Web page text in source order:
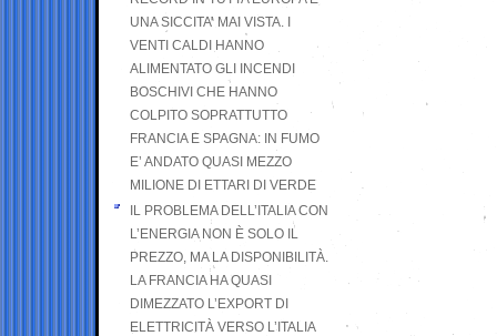
UNA SICCITA’ MAI VISTA. I
VENTI CALDI HANNO
ALIMENTATO GLI INCENDI
BOSCHIVI CHE HANNO
COLPITO SOPRATTUTTO
FRANCIA E SPAGNA: IN FUMO
E’ ANDATO QUASI MEZZO
MILIONE DI ETTARI DI VERDE
IL PROBLEMA DELL’ITALIA CON
L’ENERGIA NON È SOLO IL
PREZZO, MA LA DISPONIBILITÀ.
LA FRANCIA HA QUASI
DIMEZZATO L’EXPORT DI
ELETTRICITÀ VERSO L’ITALIA